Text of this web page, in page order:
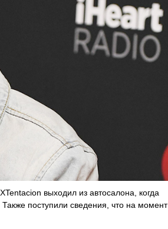
выходил из автосалона, когда
поступили сведения, что на момент